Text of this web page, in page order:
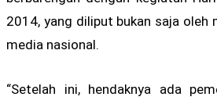
2014, yang diliput bukan saja oleh
media nasional.
“Setelah ini, hendaknya ada